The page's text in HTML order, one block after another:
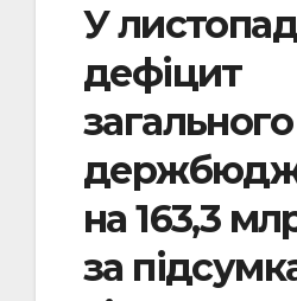
У
дефіцит
на 163,3
за